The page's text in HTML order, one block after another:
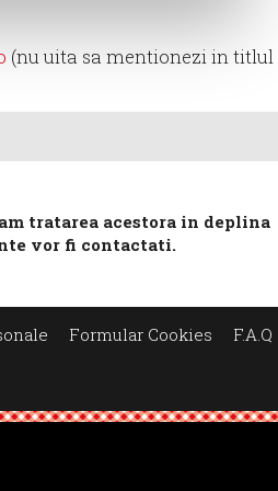
(nu uita sa mentionezi in titlul
atunci această poziție ar putea
tratarea acestora in deplina
vor fi contactati.
Formular Cookies F.A.Q